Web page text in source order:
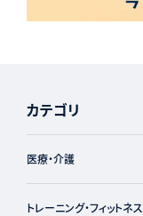
カテゴリ
医療・介護
トレーニング・フィットネス